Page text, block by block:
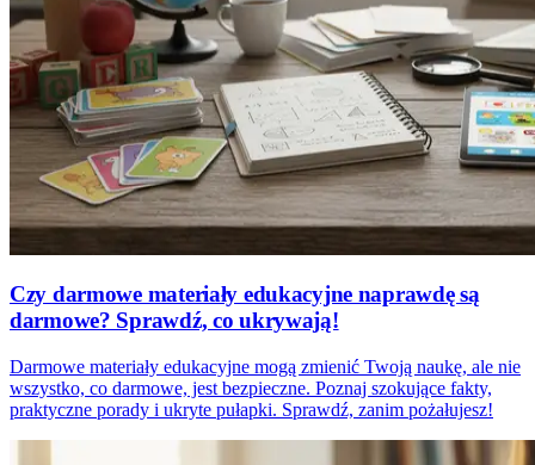
Czy darmowe materiały edukacyjne naprawdę są
darmowe? Sprawdź, co ukrywają!
Darmowe materiały edukacyjne mogą zmienić Twoją naukę, ale nie
wszystko, co darmowe, jest bezpieczne. Poznaj szokujące fakty,
praktyczne porady i ukryte pułapki. Sprawdź, zanim pożałujesz!